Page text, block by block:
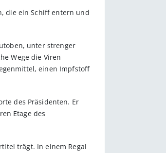
die ein Schiff entern und
unter strenger
Wege die Viren
einen Impfstoff
des Präsidenten. Er
Etage des
trägt. In einem Regal